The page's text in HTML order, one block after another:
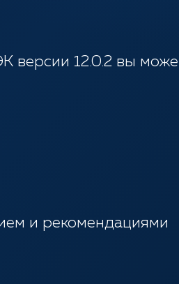
версии 12.0.2 вы
и рекомендациями